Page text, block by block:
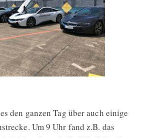
den ganzen Tag über auch einige
Um 9 Uhr fand z.B. das